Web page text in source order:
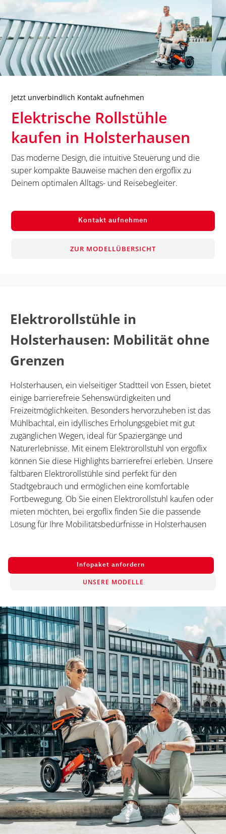
Jetzt unverbindlich Kontakt aufnehmen
Elektrische Rollstühle
kaufen in Holsterhausen
Das moderne Design, die intuitive Steuerung und die
super kompakte Bauweise machen den ergoflix zu
Deinem optimalen Alltags- und Reisebegleiter.
Kontakt aufnehmen
ZUR MODELLÜBERSICHT
Elektrorollstühle in
Holsterhausen: Mobilität ohne
Grenzen
Holsterhausen, ein vielseitiger Stadtteil von Essen, bietet
einige barrierefreie Sehenswürdigkeiten und
Freizeitmöglichkeiten. Besonders hervorzuheben ist das
Mühlbachtal, ein idyllisches Erholungsgebiet mit gut
zugänglichen Wegen, ideal für Spaziergänge und
Naturerlebnisse. Mit einem Elektrorollstuhl von ergoflix
können Sie diese Highlights barrierefrei erleben. Unsere
faltbaren Elektrorollstühle sind perfekt für den
Stadtgebrauch und ermöglichen eine komfortable
Fortbewegung. Ob Sie einen Elektrorollstuhl kaufen oder
mieten möchten, bei ergoflix finden Sie die passende
Lösung für Ihre Mobilitätsbedürfnisse in Holsterhausen
Infopaket anfordern
UNSERE MODELLE